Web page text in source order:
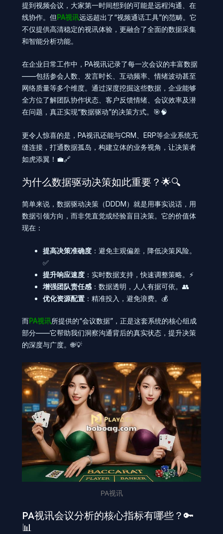
提到视频会议，大家第一时间想到的可能是远程沟通、在
线协作。但PA视讯远远超出了“视频通话工具”的范畴。它
不仅提供高清稳定的视讯体验，更融合了全面的数据采集
和智能分析功能。
在企业日常工作中，PA视讯记录了每一次会议的丰富数据
——包括参会人数、发言时长、互动频率、情绪波动甚至
网络质量等多个维度。通过深度挖掘这些数据，企业能够
全方位了解团队协作状态、客户反馈情绪、会议效率及潜
在问题，真正实现“数据驱动”的决策方式。🎯🧠
更令人惊喜的是，PA视讯还能与CRM、ERP等企业系统无
缝连接，打通数据孤岛，构建立体的业务视角，让决策者
如虎添翼！💼🔗
为什么数据驱动决策如此重要？🌟🔍
简单来说，数据驱动决策（DDDM）就是用事实说话，用
数据引领方向，而非凭直觉或经验盲目决策。它的价值体
现在：
提高决策准确度 ：避免主观偏差，降低决策风险。
✅
提升响应速度 ：实时数据支持，快速调整策略。⚡
增强团队责任感 ：数据透明，人人有据可依。👥
优化资源配置 ：精准投入，避免浪费。💰
而PA视讯所提供的“会议数据”，正是这套系统的核心组成
部分——它帮助我们洞察沟通背后的真实状态，提升决策
的深度与广度。🌐💡
PA视讯
PA视讯会议分析的核心指标有哪些？🔑
📊